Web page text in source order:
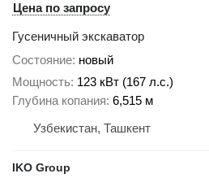
Цена по запросу
Гусеничный экскаватор
Состояние новый
Мощность 123 кВт (167 л.с.)
Глубина копания 6,515 м
Узбекистан, Ташкент
IKO Group